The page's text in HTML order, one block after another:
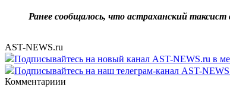
Ранее сообщалось, что астраханский
AST-NEWS.ru
Подписывайтесь на новый канал AST-NEWS.ru в
Подписывайтесь на наш телеграм-канал AST-
Комментариии